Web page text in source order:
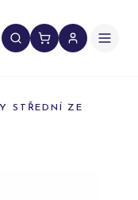
STŘEDNÍ ZE